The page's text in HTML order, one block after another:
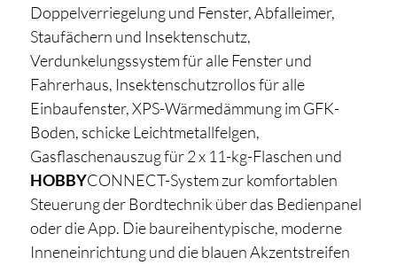
Doppelverriegelung und Fenster, Abfalleimer,
Staufächern und Insektenschutz,
Verdunkelungssystem für alle Fenster und
Fahrerhaus, Insektenschutzrollos für alle
Einbaufenster, XPS-Wärmedämmung im GFK-
Boden, schicke Leichtmetallfelgen,
Gasflaschenauszug für 2 x 11-kg-Flaschen und
HOBBYCONNECT-System zur komfortablen
Steuerung der Bordtechnik über das Bedienpanel
oder die App. Die baureihentypische, moderne
Inneneinrichtung und die blauen Akzentstreifen